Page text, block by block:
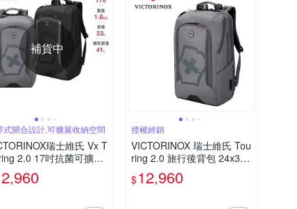
補貨中
式開合設計,可擴展收納空間
瑞士維氏 Vx T
2.0 17吋抗菌可擴充
後背包 淺灰/黑色
授權經銷
VICTORINOX 瑞士維氏 Tou
ring 2.0 旅行後背包 24x35x
53cm 灰/黑 612119/61212
0
$12,960